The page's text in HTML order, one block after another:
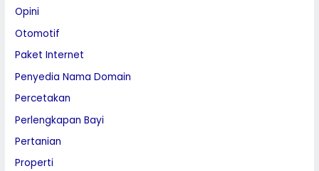
Opini
Otomotif
Paket Internet
Penyedia Nama Domain
Percetakan
Perlengkapan Bayi
Pertanian
Properti